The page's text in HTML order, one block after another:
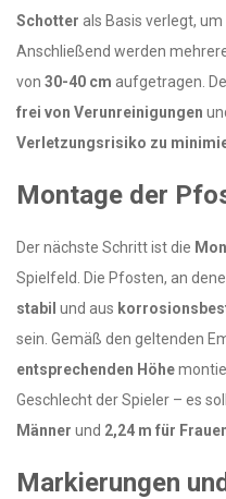
Schotter als Basis verlegt, um
Anschließend werden
von 30-40 cm aufgetragen.
frei von Verunreinigungen
Verletzungsrisiko zu
Montage der
Der nächste Schritt ist die
Spielfeld. Die Pfosten, an
stabil und aus
sein. Gemäß den geltenden
entsprechenden Höhe
Geschlecht der Spieler – es
Männer und 2,24 m für
Markierungen